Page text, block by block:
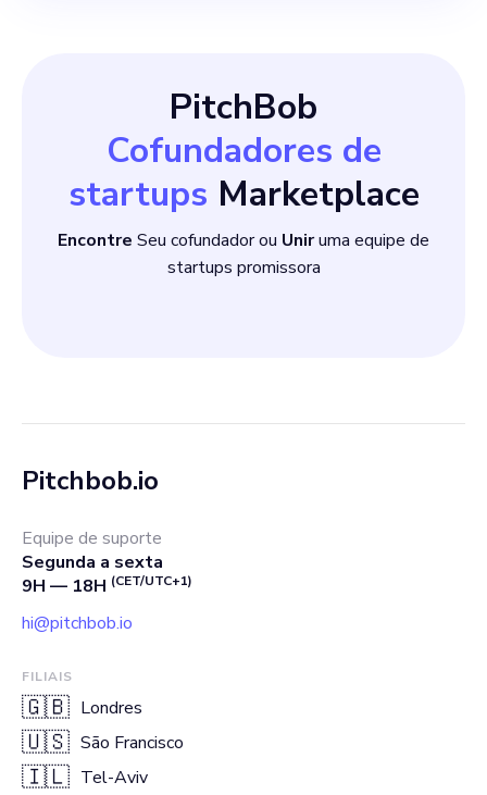
PitchBob
Cofundadores de
startups Marketplace
Encontre Seu cofundador ou Uniruma equipe de
startups promissora
Pitchbob.io
Equipe de suporte
Segunda a sexta
9H — 18H (CET/UTC+1)
hi@pitchbob.io
FILIAIS
🇬🇧 Londres
🇺🇸 São Francisco
🇮🇱 Tel-Aviv